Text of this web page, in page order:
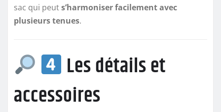
sac qui peuts’harmoniser facilement avec
plusieurs tenues.
Les détails et
accessoires